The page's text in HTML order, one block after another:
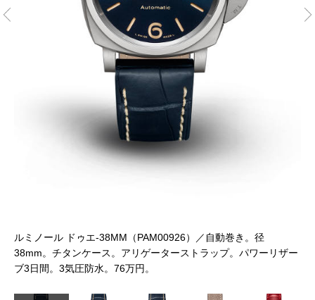
ルミノール ドゥエ‐38MM（PAM00926）／自動巻き。径
38mm。チタンケース。アリゲーターストラップ。パワーリザー
ブ3日間。3気圧防水。76万円。